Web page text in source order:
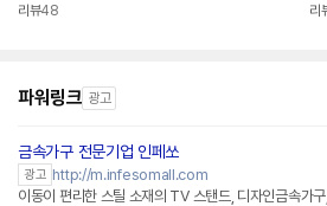
리뷰48
리
파워링크 광고
금속가구 전문기업 인페쏘
광고 http://m.infesomall.com
이동이 편리한 스틸 소재의 TV 스탠드, 디자인금속가